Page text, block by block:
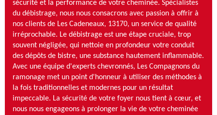
sécurité et la performance de votre cheminée. Spécialistes
du débistrage, nous nous consacrons avec passion à offrir à
nos clients de Les Cadeneaux, 13170, un service de qualité
irréprochable. Le débistrage est une étape cruciale, trop
souvent négligée, qui nettoie en profondeur votre conduit
des dépôts de bistre, une substance hautement inflammable.
Avec une équipe d'experts chevronnés, Les Compagnons du
ramonage met un point d'honneur à utiliser des méthodes à
la fois traditionnelles et modernes pour un résultat
impeccable. La sécurité de votre foyer nous tient à cœur, et
nous nous engageons à prolonger la vie de votre cheminée